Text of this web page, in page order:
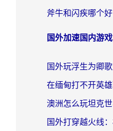
国外加速国内游戏